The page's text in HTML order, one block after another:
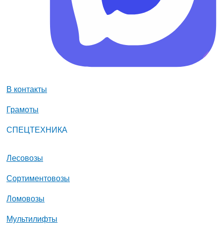
В контакты
Грамоты
СПЕЦТЕХНИКА
Лесовозы
Сортиментовозы
Ломовозы
Мультилифты